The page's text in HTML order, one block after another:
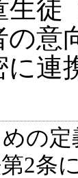
生徒
の意
に連
の
2条